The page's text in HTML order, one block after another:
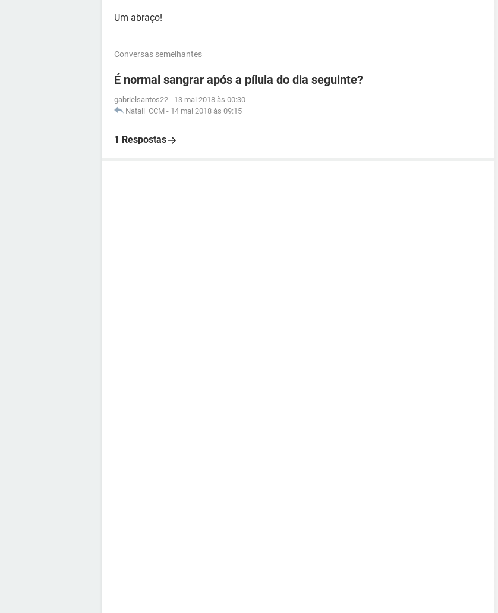
Um abraço!
Conversas semelhantes
É normal sangrar após a pílula do dia seguinte?
gabrielsantos22 - 13 mai 2018 às 00:30
Natali_CCM - 14 mai 2018 às 09:15
1 Respostas